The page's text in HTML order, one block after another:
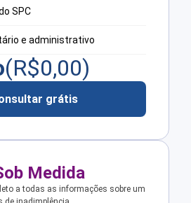
SPC
e administrativo
(R$0,00)
grátis
Medida
a todas as informações sobre um